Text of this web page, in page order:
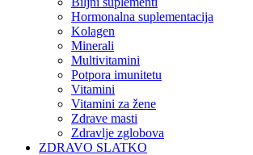
Hormonalna suplementacija
Kolagen
Minerali
Multivitamini
Potpora imunitetu
Vitamini
Vitamini za žene
Zdrave masti
Zdravlje zglobova
ZDRAVO SLATKO